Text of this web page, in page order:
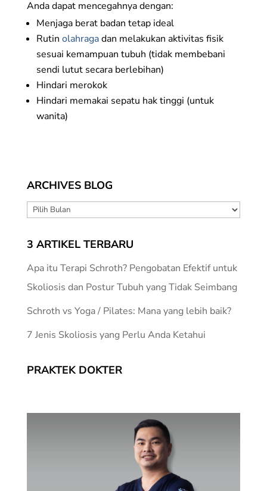
Anda dapat mencegahnya dengan:
Menjaga berat badan tetap ideal
Rutin olahragadan melakukan aktivitas fisik
sesuai kemampuan tubuh (tidak membebani
sendi lutut secara berlebihan)
Hindari merokok
Hindari memakai sepatu hak tinggi (untuk
wanita)
ARCHIVES BLOG
ARCHIVES
3 ARTIKEL TERBARU
Apa itu Terapi Schroth? Pengobatan Efektif untuk
Skoliosis dan Postur Tubuh yang Tidak Seimbang
Schroth vs Yoga / Pilates: Mana yang lebih baik?
7 Jenis Skoliosis yang Perlu Anda Ketahui
PRAKTEK DOKTER